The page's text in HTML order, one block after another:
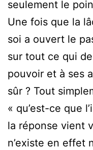
seulement le
Une fois que la
soi a ouvert le
sur tout ce qui
pouvoir et à ses
sûr ? Tout
« qu’est-ce que
la réponse vient
n’existe en effet